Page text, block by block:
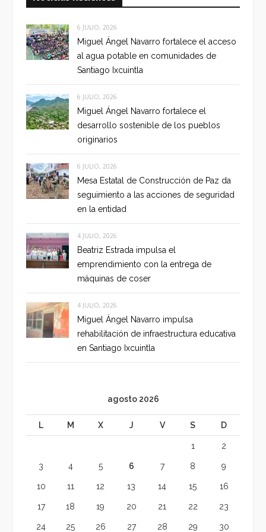
6 JULIO, 2026
Miguel Ángel Navarro fortalece el acceso
al agua potable en comunidades de
Santiago Ixcuintla
6 JULIO, 2026
Miguel Ángel Navarro fortalece el
desarrollo sostenible de los pueblos
originarios
6 JULIO, 2026
Mesa Estatal de Construcción de Paz da
seguimiento a las acciones de seguridad
en la entidad
4 JULIO, 2026
Beatriz Estrada impulsa el
emprendimiento con la entrega de
máquinas de coser
4 JULIO, 2026
Miguel Ángel Navarro impulsa
rehabilitación de infraestructura educativa
en Santiago Ixcuintla
agosto 2026
L M X J V S D
1 2
3 4 5 6 7 8 9
10 11 12 13 14 15 16
17 18 19 20 21 22 23
24 25 26 27 28 29 30